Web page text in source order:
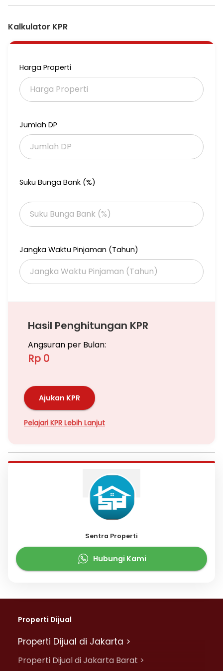
Kalkulator KPR
Harga Properti
Jumlah DP
Suku Bunga Bank (%)
Jangka Waktu Pinjaman (Tahun)
Hasil Penghitungan KPR
Angsuran per Bulan:
Rp 0
Ajukan KPR
Pelajari KPR Lebih Lanjut
Sentra Properti
Hubungi Kami
Properti Dijual
Properti Dijual di Jakarta >
Properti Dijual di Jakarta Barat >